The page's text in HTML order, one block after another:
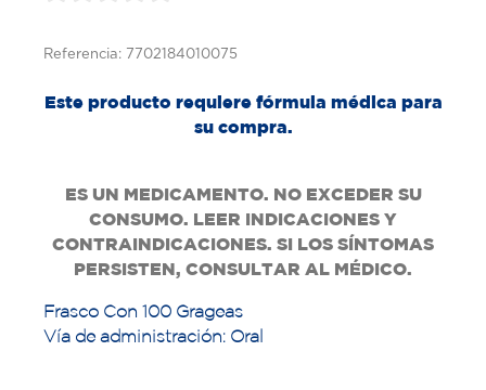
Referencia: 7702184010075
Este producto requiere fórmula médica para
su compra.
ES UN MEDICAMENTO. NO EXCEDER SU
CONSUMO. LEER INDICACIONES Y
CONTRAINDICACIONES. SI LOS SÍNTOMAS
PERSISTEN, CONSULTAR AL MÉDICO.
Frasco Con 100 Grageas
Vía de administración: Oral